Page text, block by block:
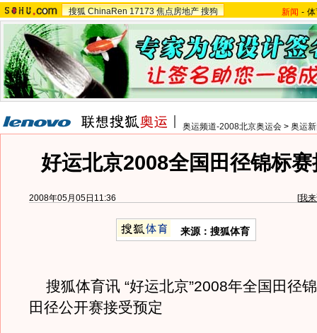
搜狐 ChinaRen 17173 焦点房地产 搜狗 新闻 -
奥运频道-2008北京奥运会 > 奥运
好运北京2008全国田径锦标
2008年05月05日11:36 [我
来源：搜狐体育
搜狐体育讯 “好运北京”2008年全国田径
田径公开赛接受预定